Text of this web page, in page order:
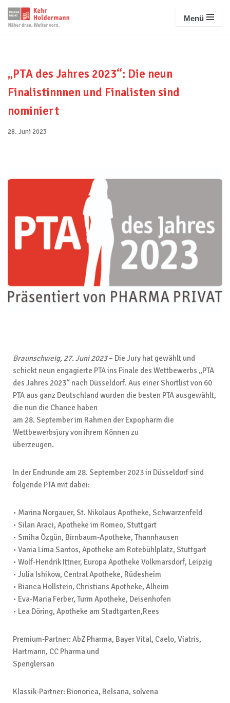
Zum
Menü
„PTA des Jahres 2023“: Die neun
Finalistinnnen und Finalisten sind
nominiert
28. Juni 2023
Braunschweig, 27. Juni 2023– Die Jury hat gewählt und
schickt neun engagierte PTA ins Finale des Wettbewerbs „PTA
des Jahres 2023“ nach Düsseldorf. Aus einer Shortlist von 60
PTA aus ganz Deutschland wurden die besten PTA ausgewählt,
die nun die Chance haben
am 28. September im Rahmen der Expopharm die
Wettbewerbsjury von ihrem Können zu
überzeugen.
In der Endrunde am 28. September 2023 in Düsseldorf sind
folgende PTA mit dabei:
• Marina Norgauer, St. Nikolaus Apotheke, Schwarzenfeld
• Silan Araci, Apotheke im Romeo, Stuttgart
• Smiha Özgün, Birnbaum-Apotheke, Thannhausen
• Vania Lima Santos, Apotheke am Rotebühlplatz, Stuttgart
• Wolf-Hendrik Ittner, Europa Apotheke Volkmarsdorf, Leipzig
• Julia Ishikow, Central Apotheke, Rüdesheim
• Bianca Hollstein, Christians Apotheke, Alheim
• Eva-Maria Ferber, Turm Apotheke, Deisenhofen
• Lea Döring, Apotheke am Stadtgarten,Rees
Premium-Partner: AbZ Pharma, Bayer Vital, Caelo, Viatris,
Hartmann, CC Pharma und
Spenglersan
Klassik-Partner: Bionorica, Belsana, solvena